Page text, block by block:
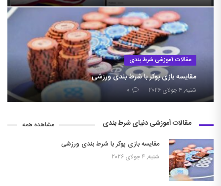
مقالات آموزشی شرط بندی
مقایسه بازی پوکر با شرط بندی ورزشی
شنبه, ۴ جولای ۲۰۲۶ ۰
مقالات آموزشی دنیای شرط بندی مشاهده همه
مقایسه بازی پوکر با شرط بندی ورزشی
شنبه, ۴ جولای ۲۰۲۶